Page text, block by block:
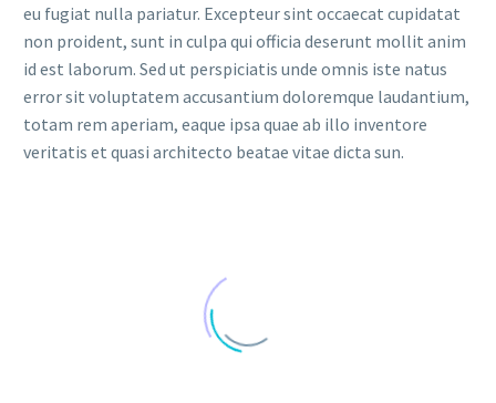
eu fugiat nulla pariatur. Excepteur sint occaecat cupidatat
non proident, sunt in culpa qui officia deserunt mollit anim
id est laborum. Sed ut perspiciatis unde omnis iste natus
error sit voluptatem accusantium doloremque laudantium,
totam rem aperiam, eaque ipsa quae ab illo inventore
veritatis et quasi architecto beatae vitae dicta sun.